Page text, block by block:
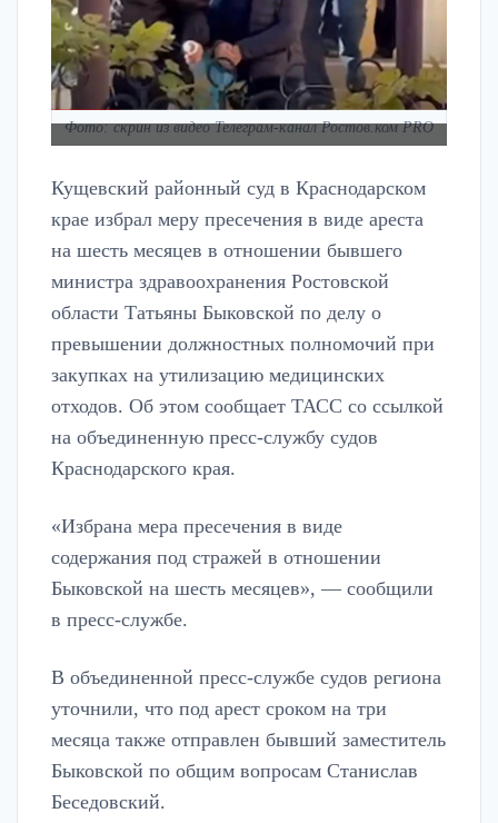
Фото: скрин из видео Телеграм-канал Ростов.ком PRO
Кущевский районный суд в Краснодарском
крае избрал меру пресечения в виде ареста
на шесть месяцев в отношении бывшего
министра здравоохранения Ростовской
области Татьяны Быковской по делу о
превышении должностных полномочий при
закупках на утилизацию медицинских
отходов. Об этом сообщает ТАСС со ссылкой
на объединенную пресс-службу судов
Краснодарского края.
«Избрана мера пресечения в виде
содержания под стражей в отношении
Быковской на шесть месяцев», — сообщили
в пресс-службе.
В объединенной пресс-службе судов региона
уточнили, что под арест сроком на три
месяца также отправлен бывший заместитель
Быковской по общим вопросам Станислав
Беседовский.